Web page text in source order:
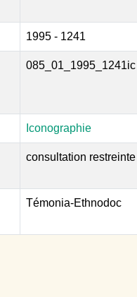
1995 - 1241
085_01_1995_1241ic
Iconographie
consultation restreinte
Témonia-Ethnodoc